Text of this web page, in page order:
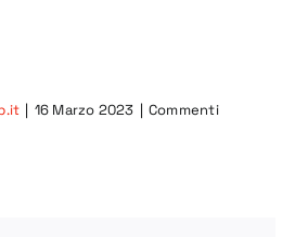
| 16 Marzo 2023 | Commenti